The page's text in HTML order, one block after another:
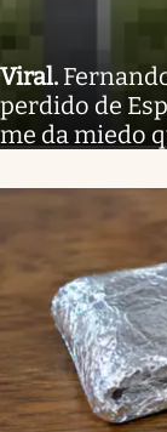
Viral.
perdido de
me da miedo